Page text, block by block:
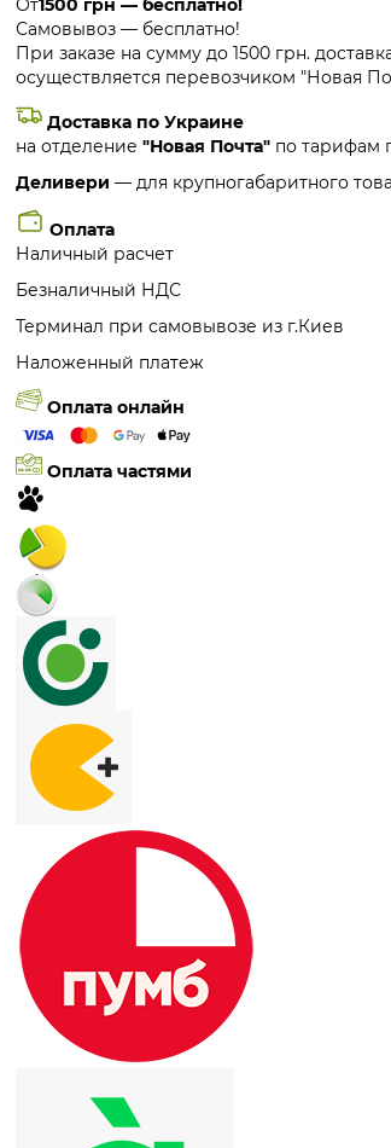
От1500 грн — бесплатно!
Самовывоз — бесплатно!
При заказе на сумму до 1500 грн.
осуществляется перевозчиком "Новая
Доставка по Украине
на отделение"Новая Почта" по тарифам
Деливери — для крупногабаритного
Оплата
Наличный расчет
Безналичный НДС
Терминал при самовывозе из г.Киев
Наложенный платеж
Оплата онлайн
Оплата частями